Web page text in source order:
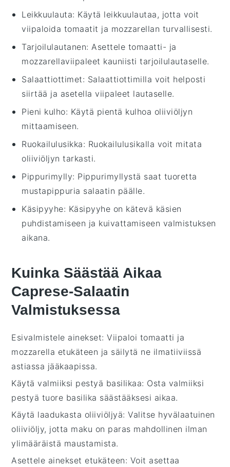
Leikkuulauta: Käytä leikkuulautaa, jotta voit
viipaloida tomaatit ja mozzarellan turvallisesti.
Tarjoilulautanen: Asettele tomaatti- ja
mozzarellaviipaleet kauniisti tarjoilulautaselle.
Salaattiottimet: Salaattiottimilla voit helposti
siirtää ja asetella viipaleet lautaselle.
Pieni kulho: Käytä pientä kulhoa oliiviöljyn
mittaamiseen.
Ruokailulusikka: Ruokailulusikalla voit mitata
oliiviöljyn tarkasti.
Pippurimylly: Pippurimyllystä saat tuoretta
mustapippuria salaatin päälle.
Käsipyyhe: Käsipyyhe on kätevä käsien
puhdistamiseen ja kuivattamiseen valmistuksen
aikana.
Kuinka Säästää Aikaa
Caprese-Salaatin
Valmistuksessa
Esivalmistele ainekset: Viipaloi tomaatti ja
mozzarella etukäteen ja säilytä ne ilmatiiviissä
astiassa jääkaapissa.
Käytä valmiiksi pestyä basilikaa: Osta valmiiksi
pestyä tuore basilika säästääksesi aikaa.
Käytä laadukasta oliiviöljyä: Valitse hyvälaatuinen
oliiviöljy, jotta maku on paras mahdollinen ilman
ylimääräistä maustamista.
Asettele ainekset etukäteen: Voit asettaa